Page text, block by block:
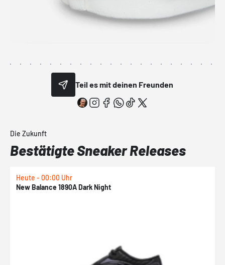
Teil es mit deinen Freunden
Die Zukunft
Bestätigte Sneaker Releases
Heute - 00:00 Uhr
New Balance 1890A Dark Night